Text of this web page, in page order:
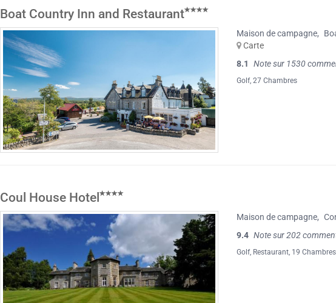
Boat Country Inn and Restaurant
Maison de campagne,
Carte
8.1
Note sur 1530
Golf, 27 Chambres
Coul House Hotel
Maison de campagne,
9.4 Note sur 202
Golf, Restaurant, 19 Chambres